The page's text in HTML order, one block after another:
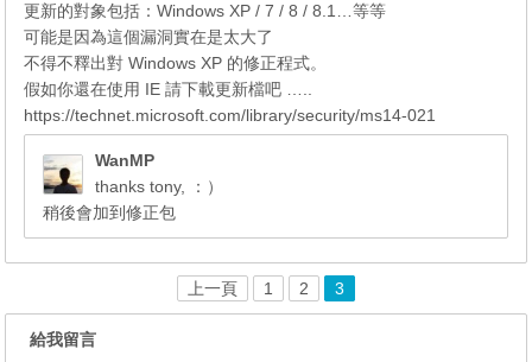
更新的對象包括：Windows XP / 7 / 8 / 8.1…等等
可能是因為這個漏洞實在是太大了
不得不釋出對 Windows XP 的修正程式。
假如你還在使用 IE 請下載更新檔吧 …..
https://technet.microsoft.com/library/security/ms14-021
WanMP
thanks tony, ：）
稍後會加到修正包
上一頁 1 2 3
給我留言